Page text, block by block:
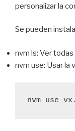
personalizar la
Se pueden
nvm ls: Ver
nvm use: Usar la
nvm use